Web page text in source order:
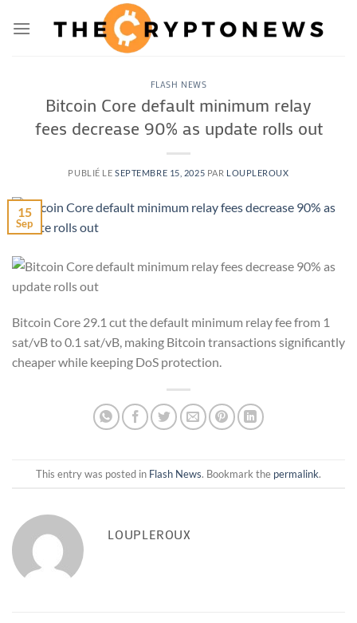
FLASH NEWS
Bitcoin Core default minimum relay
fees decrease 90% as update rolls out
PUBLIÉ LESEPTEMBRE 15, 2025 PAR LOUPLEROUX
15
Sep
Bitcoin Core 29.1 cut the default minimum relay fee from 1
sat/vB to 0.1 sat/vB, making Bitcoin transactions significantly
cheaper while keeping DoS protection.
This entry was posted in Flash News. Bookmark the permalink.
LOUPLEROUX